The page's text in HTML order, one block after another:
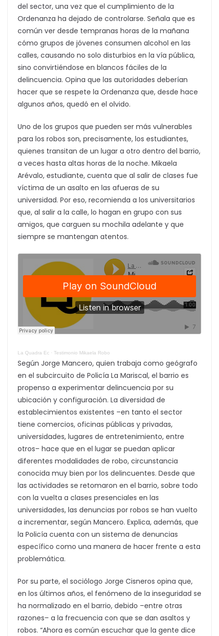
del sector, una vez que el cumplimiento de la
Ordenanza ha dejado de controlarse. Señala que es
común ver desde tempranas horas de la mañana
cómo grupos de jóvenes consumen alcohol en las
calles, causando no solo disturbios en la vía pública,
sino convirtiéndose en blancos fáciles de la
delincuencia. Opina que las autoridades deberían
hacer que se respete la Ordenanza que, desde hace
algunos años, quedó en el olvido.
Uno de los grupos que pueden ser más vulnerables
para los robos son, precisamente, los estudiantes,
quienes transitan de un lugar a otro dentro del barrio,
a veces hasta altas horas de la noche. Mikaela
Arévalo, estudiante, cuenta que al salir de clases fue
víctima de un asalto en las afueras de su
universidad. Por eso, recomienda a los universitarios
que, al salir a la calle, lo hagan en grupo con sus
amigos, que carguen su mochila adelante y que
siempre se mantengan atentos.
La Quadra Ec · Testimonio Mikaela Robo
Según Jorge Mancero, quien trabaja como geógrafo
en el subcircuito de Policía La Mariscal, el barrio es
propenso a experimentar delincuencia por su
ubicación y configuración. La diversidad de
establecimientos existentes –en tanto el sector
tiene comercios, oficinas públicas y privadas,
universidades, lugares de entretenimiento, entre
otros– hace que en el lugar se puedan aplicar
diferentes modalidades de robo, circunstancia
conocida muy bien por los delincuentes. Desde que
las actividades se retomaron en el barrio, sobre todo
con la vuelta a clases presenciales en las
universidades, las denuncias por robos se han vuelto
a incrementar, según Mancero. Explica, además, que
la Policía cuenta con un sistema de denuncias
específico como una manera de hacer frente a esta
problemática.
Por su parte, el sociólogo Jorge Cisneros opina que,
en los últimos años, el fenómeno de la inseguridad se
ha normalizado en el barrio, debido –entre otras
razones– a la frecuencia con que se dan asaltos y
robos. “Ahora es común escuchar que la gente dice